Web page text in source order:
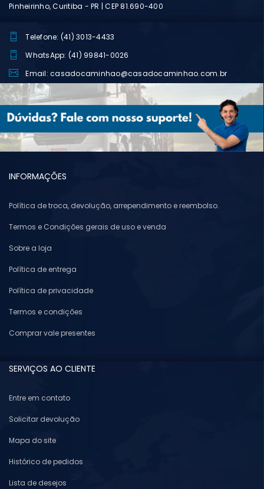
Pinheirinho, Curitiba - PR | CEP 81.690-400
Telefone: (41) 3013-4433
WhatsApp: (41) 99841-0026
Email: casadocaminhao@casadocaminhao.com.br
INFORMAÇÕES
Política de troca, devolução, arrependimento e reembolso.
Termos e Condições gerais de uso e venda
Sobre a loja
Política de entrega
Política de privacidade
Termos e condições
Comprar vale presentes
SERVIÇOS AO CLIENTE
Entre em contato
Solicitar devolução
Mapa do site
Histórico de pedidos
Lista de desejos